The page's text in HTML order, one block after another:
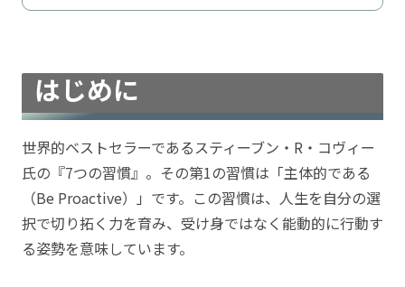
はじめに
世界的ベストセラーであるスティーブン・R・コヴィー
氏の『7つの習慣』。その第1の習慣は「主体的である
（Be Proactive）」です。この習慣は、人生を自分の選
択で切り拓く力を育み、受け身ではなく能動的に行動す
る姿勢を意味しています。